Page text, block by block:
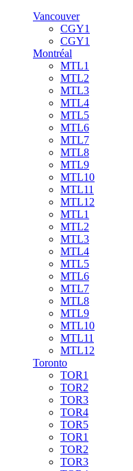
Vancouver
CGY1
CGY1
Montréal
MTL1
MTL2
MTL3
MTL4
MTL5
MTL6
MTL7
MTL8
MTL9
MTL10
MTL11
MTL12
MTL1
MTL2
MTL3
MTL4
MTL5
MTL6
MTL7
MTL8
MTL9
MTL10
MTL11
MTL12
Toronto
TOR1
TOR2
TOR3
TOR4
TOR5
TOR1
TOR2
TOR3